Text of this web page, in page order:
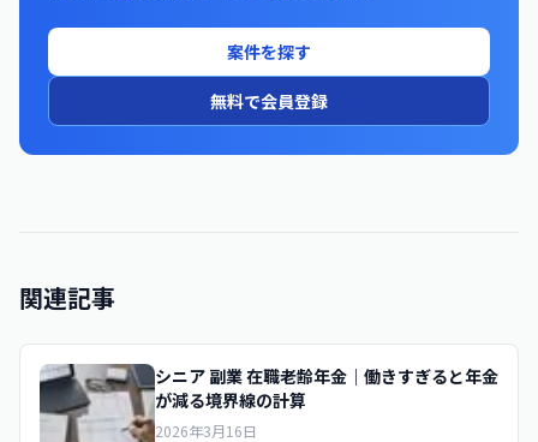
案件を探す
無料で会員登録
関連記事
シニア 副業 在職老齢年金｜働きすぎると年金
が減る境界線の計算
2026年3月16日